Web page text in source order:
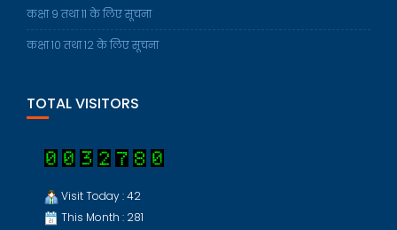
कक्षा 9 तथा 11 के लिए सूचना
कक्षा 10 तथा 12 के लिए सूचना
TOTAL VISITORS
Visit Today : 42
This Month : 281